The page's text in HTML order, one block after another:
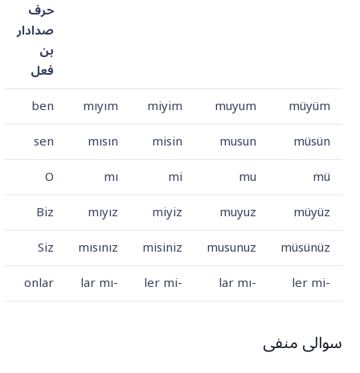
حرف
صدادار
بن
فعل
müyüm
muyum
miyim
mıyım
ben
müsün
musun
misin
mısın
sen
mü
mu
mi
mı
O
müyüz
muyuz
miyiz
mıyız
Biz
müsünüz
musunuz
misiniz
mısınız
Siz
-ler mi
-lar mı
-ler mi
-lar mı
onlar
سوالی منفی